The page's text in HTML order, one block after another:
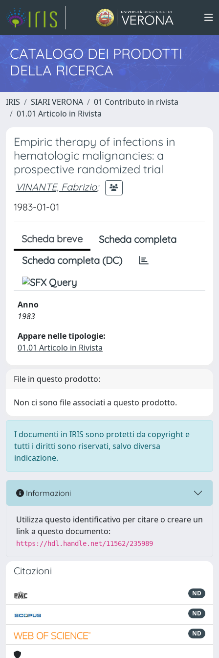
CATALOGO DEI PRODOTTI
DELLA RICERCA
IRIS SIARI VERONA
01 Contributo in rivista
01.01 Articolo in Rivista
Empiric therapy of infections in
hematologic malignancies: a
prospective randomized trial
VINANTE, Fabrizio;
1983-01-01
Scheda breve
Scheda completa
Scheda completa (DC)
Anno
1983
Appare nelle tipologie:
01.01 Articolo in Rivista
File in questo prodotto:
Non ci sono file associati a questo prodotto.
I documenti in IRIS sono protetti da copyright e
tutti i diritti sono riservati, salvo diversa
indicazione.
Informazioni
Utilizza questo identificativo per citare o creare un
link a questo documento:
https://hdl.handle.net/11562/235989
Citazioni
ND
ND
ND